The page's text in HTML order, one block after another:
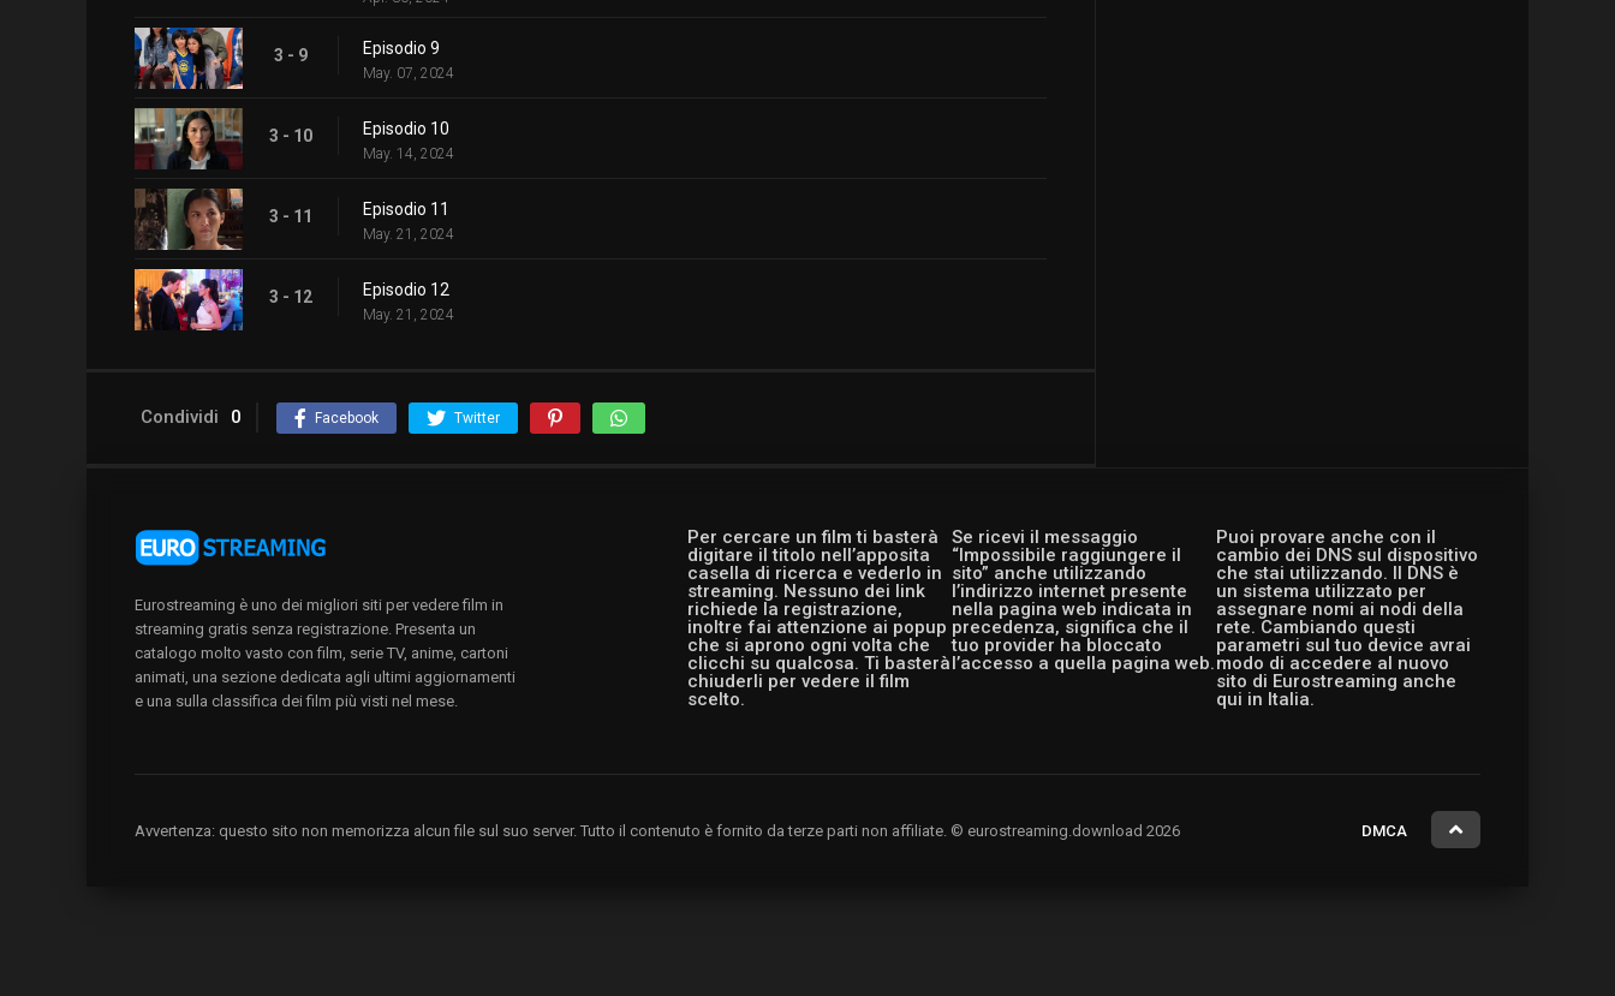
3 - 9 Episodio 9
May. 07, 2024
3 - 10 Episodio 10
May. 14, 2024
3 - 11 Episodio 11
May. 21, 2024
3 - 12 Episodio 12
May. 21, 2024
Condividi 0 Facebook Twitter
Per cercare un film ti basterà
digitare il titolo nell’apposita
casella di ricerca e vederlo in
streaming. Nessuno dei link
richiede la registrazione,
inoltre fai attenzione ai popup
che si aprono ogni volta che
clicchi su qualcosa. Ti basterà
chiuderli per vedere il film
scelto.
Se ricevi il messaggio
“Impossibile raggiungere il
sito” anche utilizzando
l’indirizzo internet presente
nella pagina web indicata in
precedenza, significa che il
tuo provider ha bloccato
l’accesso a quella pagina web.
Puoi provare anche con il
cambio dei DNS sul dispositivo
che stai utilizzando. Il DNS è
un sistema utilizzato per
assegnare nomi ai nodi della
rete. Cambiando questi
parametri sul tuo device avrai
modo di accedere al nuovo
sito di Eurostreaming anche
qui in Italia.
Eurostreaming è uno dei migliori siti per vedere film in
streaming gratis senza registrazione. Presenta un
catalogo molto vasto con film, serie TV, anime, cartoni
animati, una sezione dedicata agli ultimi aggiornamenti
e una sulla classifica dei film più visti nel mese.
Avvertenza: questo sito non memorizza alcun file sul suo server. Tutto il contenuto è fornito da terze parti non affiliate. © eurostreaming.download 2026 DMCA